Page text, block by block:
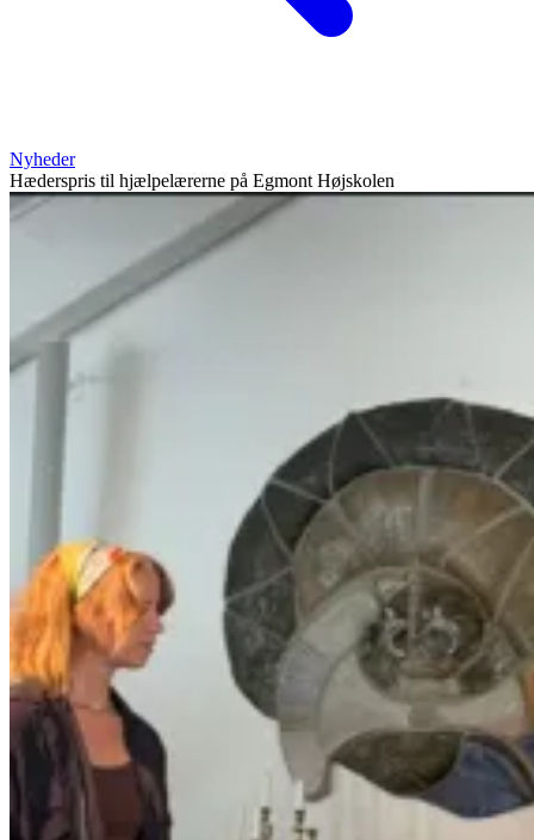
Nyheder
Hæderspris til hjælpelærerne på Egmont Højskolen